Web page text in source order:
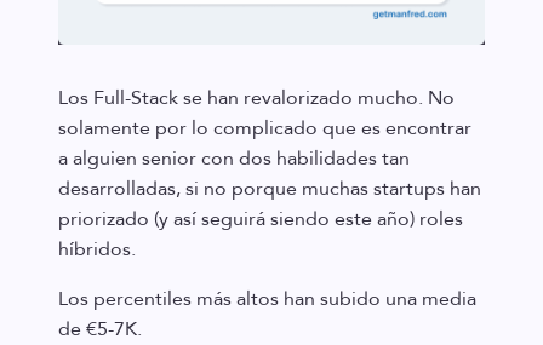
Los Full-Stack se han revalorizado mucho. No
solamente por lo complicado que es encontrar
a alguien senior con dos habilidades tan
desarrolladas, si no porque muchas startups han
priorizado (y así seguirá siendo este año) roles
híbridos.
Los percentiles más altos han subido una media
de €5-7K.